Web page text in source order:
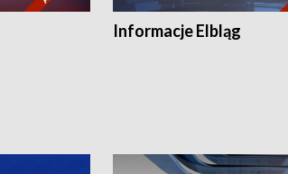
Informacje Elbląg